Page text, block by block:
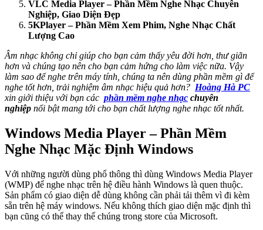
VLC Media Player – Phần Mềm Nghe Nhạc Chuyên
Nghiệp, Giao Diện Đẹp
5KPlayer – Phần Mềm Xem Phim, Nghe Nhạc Chất
Lượng Cao
Âm nhạc không chỉ giúp cho bạn cảm thấy yêu đời hơn, thư giãn
hơn và chúng tạo nên cho bạn cảm hứng cho làm việc nữa. Vậy
làm sao để nghe trên máy tính, chúng ta nên dùng phần mềm gì để
nghe tốt hơn, trải nghiệm âm nhạc hiệu quả hơn? Hoàng Hà PC
xin giới thiệu với bạn các phần mềm nghe nhạc chuyên
nghiệp nổi bật mang tới cho bạn chất lượng nghe nhạc tốt nhất.
Windows Media Player – Phần Mềm
Nghe Nhạc Mặc Định Windows
Với những người dùng phổ thông thì dùng Windows Media Player
(WMP) để nghe nhạc trên hệ điều hành Windows là quen thuộc.
Sản phẩm có giao diện dễ dùng không cần phải tải thêm vì đi kèm
sẵn trên hệ máy windows. Nếu không thích giao diện mặc định thì
bạn cũng có thể thay thế chúng trong store của Microsoft.